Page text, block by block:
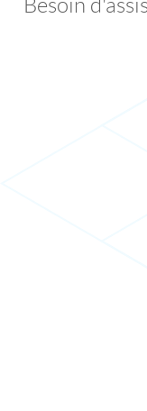
Besoin